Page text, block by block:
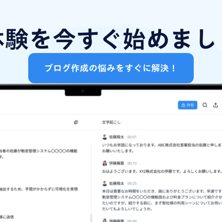
を今すぐ始めま
ブログ作成の悩みをすぐに解決！